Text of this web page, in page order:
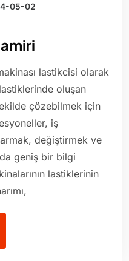
05-02
lastikcisi olarak
oluşan
çözebilmek için
iş
değiştirmek ve
geniş bir bilgi
lastiklerinin